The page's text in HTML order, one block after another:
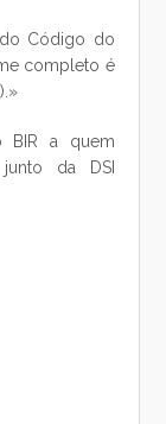
Código do
completo é
BIR a quem
da DSI